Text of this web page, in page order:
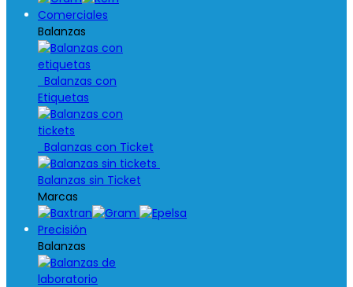
Comerciales
Balanzas
Balanzas con
Etiquetas
Balanzas con Ticket
Balanzas sin Ticket
Marcas
Precisión
Balanzas